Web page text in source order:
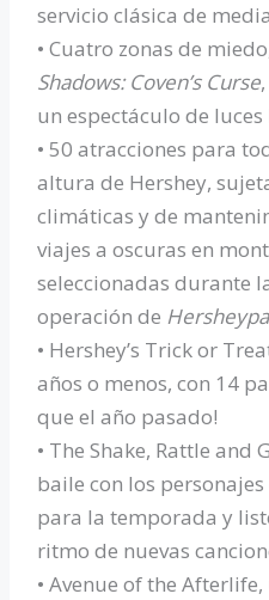
servicio clásica de
• Cuatro zonas de
Shadows: Coven’s Curse
un espectáculo de luces
• 50 atracciones para
altura de Hershey,
climáticas y de
viajes a oscuras en
seleccionadas durante
operación de
• Hershey’s Trick or
años o menos, con 14
que el año pasado!
• The Shake, Rattle and
baile con los
para la temporada y
ritmo de nuevas
• Avenue of the